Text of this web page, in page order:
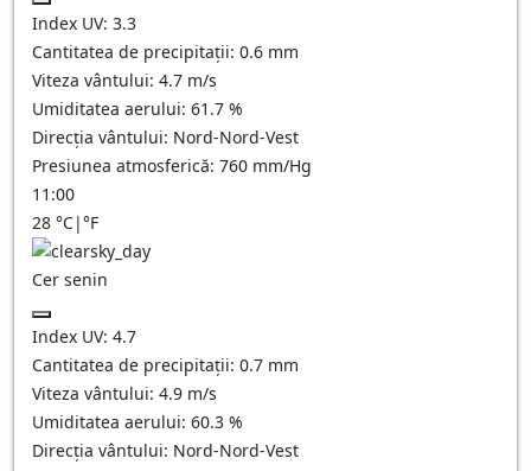
Index UV: 3.3
Cantitatea de precipitații: 0.6 mm
Viteza vântului: 4.7 m/s
Umiditatea aerului: 61.7 %
Direcția vântului: Nord-Nord-Vest
Presiunea atmosferică: 760 mm/Hg
11:00
28 °C|°F
Cer senin
Index UV: 4.7
Cantitatea de precipitații: 0.7 mm
Viteza vântului: 4.9 m/s
Umiditatea aerului: 60.3 %
Direcția vântului: Nord-Nord-Vest